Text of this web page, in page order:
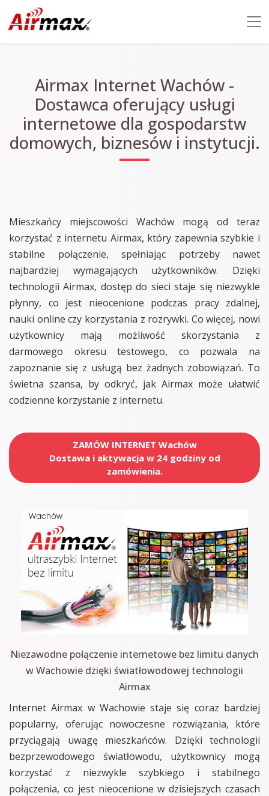
Airmax Internet Wachów -
Dostawca oferujący usługi
internetowe dla gospodarstw
domowych, biznesów i instytucji.
Mieszkańcy miejscowości Wachów mogą od teraz
korzystać z internetu Airmax, który zapewnia szybkie i
stabilne połączenie, spełniając potrzeby nawet
najbardziej wymagających użytkowników. Dzięki
technologii Airmax, dostęp do sieci staje się niezwykle
płynny, co jest nieocenione podczas pracy zdalnej,
nauki online czy korzystania z rozrywki. Co więcej, nowi
użytkownicy mają możliwość skorzystania z
darmowego okresu testowego, co pozwala na
zapoznanie się z usługą bez żadnych zobowiązań. To
świetna szansa, by odkryć, jak Airmax może ułatwić
codzienne korzystanie z internetu.
ZAMÓW INTERNET Wachów
Dostawa i aktywacja w 24 godziny od
zamówienia.
Niezawodne połączenie internetowe bez limitu danych
w Wachowie dzięki światłowodowej technologii
Airmax
Internet Airmax w Wachowie staje się coraz bardziej
popularny, oferując nowoczesne rozwiązania, które
przyciągają uwagę mieszkańców. Dzięki technologii
bezprzewodowego światłowodu, użytkownicy mogą
korzystać z niezwykle szybkiego i stabilnego
połączenia, co jest nieocenione w dzisiejszych czasach